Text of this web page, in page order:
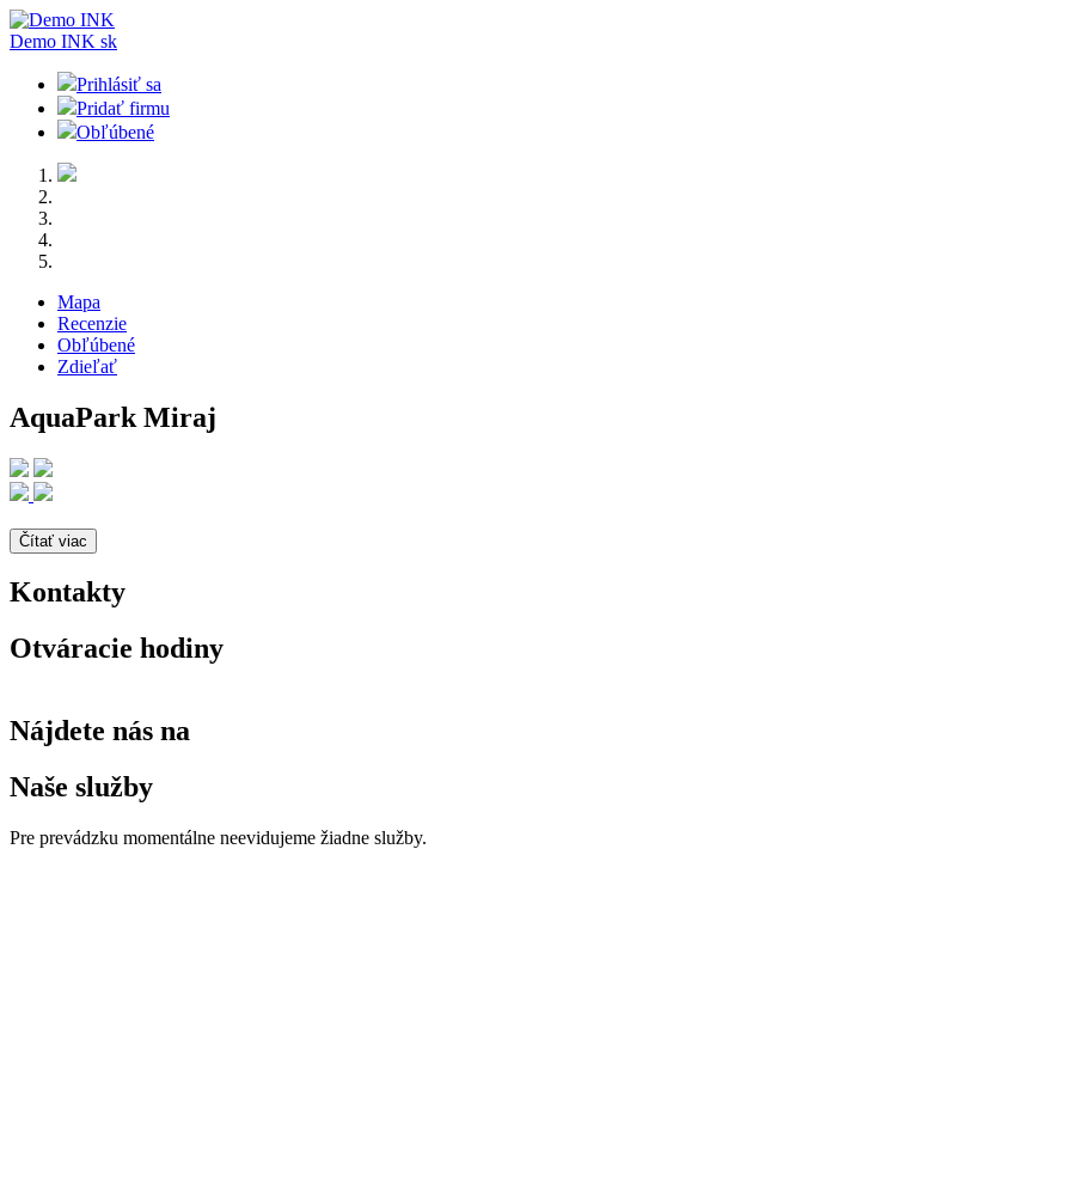
Demo INK sk
Prihlásiť sa
Pridať firmu
Obľúbené
Mapa
Recenzie
Obľúbené
Zdieľať
AquaPark Miraj
Čítať viac
Kontakty
Otváracie hodiny
Nájdete nás na
Naše služby
Pre prevádzku momentálne neevidujeme žiadne služby.